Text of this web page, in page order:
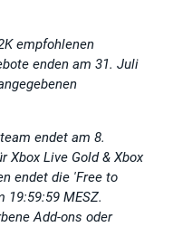
empfohlenen
enden am 31. Juli
endet am 8.
Xbox Live Gold & Xbox
endet die 'Free to
19:59:59 MESZ.
Add-ons oder